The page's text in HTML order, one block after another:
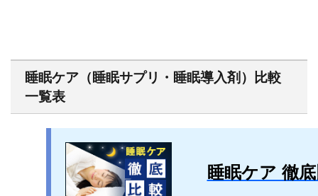
睡眠ケア（睡眠サプリ・睡眠導入剤）比較
一覧表
睡眠ケア 徹